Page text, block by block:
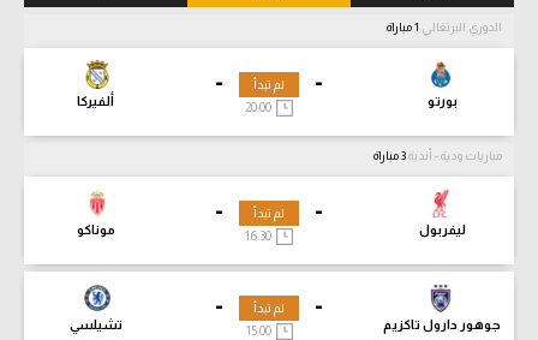
الدوري البرتغالي
-
بورتو
-
ألفيركا
لم تبدأ
مباريات ودية - أندية
-
ليفربول
-
موناكو
لم تبدأ
-
جوهور دارول تاكزيم
-
تشيلسي
لم تبدأ
15:00